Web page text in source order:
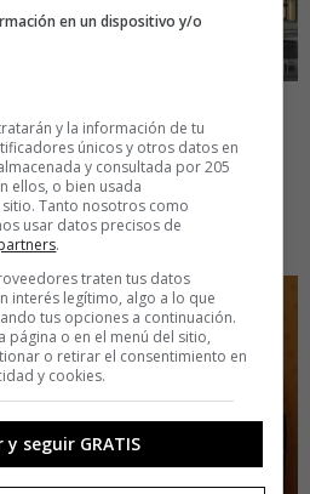
de Cibeles
acorazada guarda parte del oro del
filtra la luz de la calle Alcalá y el
en un dispositivo y/o
y la información de tu
únicos y otros datos en
y consultada por 205
ellos, o bien usada
Tanto nosotros como
usar datos precisos de
.
traten tus datos
interés legítimo, algo a lo que
tus opciones a continuación.
página o en el menú del sitio,
o retirar el consentimiento en
y cookies.
seguir GRATIS